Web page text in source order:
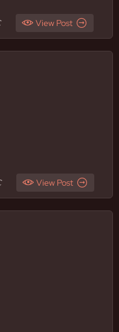
View Post
View Post